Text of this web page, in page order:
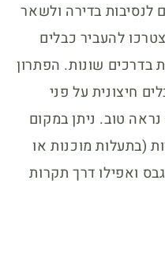
לנסיבות בדירה ולשאר
להעביר כבלים
בדרכים שונות. הפתרון
חיצונית על פני
טוב. ניתן במקום
(בתעלות מוכנות או
ואפילו דרך תקרות